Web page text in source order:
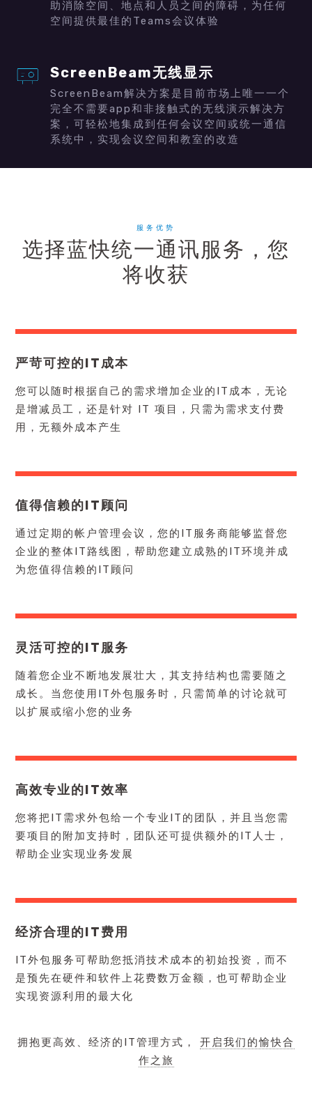
助消除空间、地点和人员之间的障碍，为任何
空间提供最佳的 Teams会议体验
ScreenBeam无线显示
ScreenBeam解决方案是目前市场上唯一一个
完全不需要app和非接触式的无线演示解决方
案，可轻松地集成到任何会议空间或统一通信
系统中，实现会议空间和教室的改造
服务优势
选择蓝快统一通讯服务，您
将收获
严苛可控的IT成本
您可以随时根据自己的需求增加企业的IT成本，无论
是增减员工，还是针对 IT 项目，只需为需求支付费
用，无额外成本产生
值得信赖的IT顾问
通过定期的帐户管理会议，您的IT服务商能够监督您
企业的整体IT路线图，帮助您建立成熟的IT环境并成
为您值得信赖的IT顾问
灵活可控的IT服务
随着您企业不断地发展壮大，其支持结构也需要随之
成长。当您使用
IT外包服务时，只需简单的讨论就可
以扩展或缩小您的业务
高效专业的IT效率
您将把IT需求外包给一个专业IT的团队，并且当您需
要项目的附加支持时，团队还可提供额外的IT人士，
帮助企业实现业务发展
经济合理的IT费用
IT外包服务可帮助您抵消技术成本的初始投资，而不
是预先在硬件和软件上花费数万金额，也可帮助企业
实现资源利用的最大化
拥抱更高效、经济的IT管理方式， 开启我们的愉快合
作之旅